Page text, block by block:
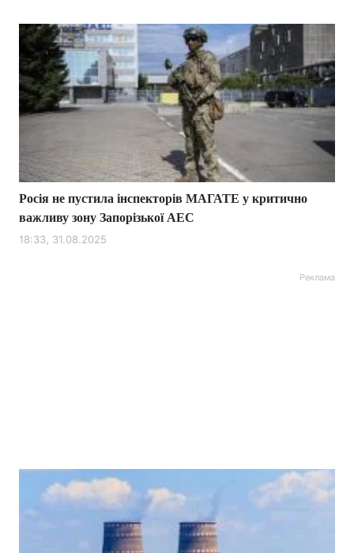
Росія не пустила інспекторів МАГАТЕ у критично
важливу зону Запорізької АЕС
18:33, 31.08.2025
Реклама